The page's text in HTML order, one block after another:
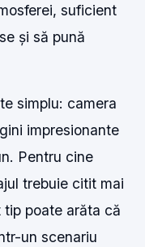
suficient
și să pună
simplu: camera
impresionante
Pentru cine
trebuie citit mai
poate arăta că
un scenariu